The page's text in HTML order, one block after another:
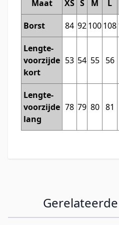
Maat XS S M L
Borst 84 92100108
Lengte-
voorzijde
kort
53 54 55 56
Lengte-
voorzijde
lang
78 79 80 81